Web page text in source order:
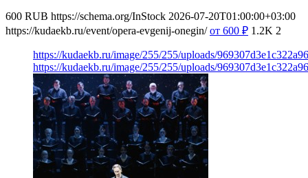
600 RUB https://schema.org/InStock 2026-07-20T01:00:00+03:00
https://kudaekb.ru/event/opera-evgenij-onegin/ от 600 ₽ 1.2K 2
https://kudaekb.ru/image/255/255/uploads/
https://kudaekb.ru/image/255/255/uploads/